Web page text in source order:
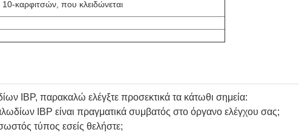
καρφιτσών, που κλειδώνεται
IBP, παρακαλώ ελέγξτε προσεκτικά τα κάτωθι σημεία:
IBP είναι πραγματικά συμβατός στο όργανο ελέγχου σας;
τύπος εσείς θελήστε;